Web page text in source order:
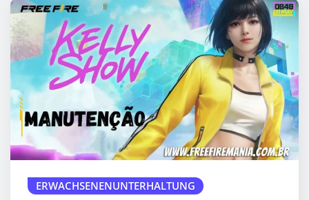
ERWACHSENENUNTERHALTUNG